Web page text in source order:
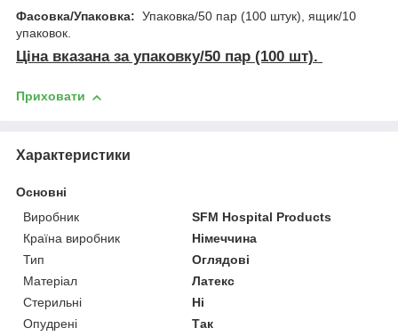
Фасовка/Упаковка: Упаковка/50 пар (100 штук), ящик/10
упаковок.
Ціна вказана за упаковку/50 пар (100 шт).
Приховати
Характеристики
Основні
Виробник
SFM Hospital Products
Країна виробник
Німеччина
Тип
Оглядові
Матеріал
Латекс
Стерильні
Ні
Опудрені
Так